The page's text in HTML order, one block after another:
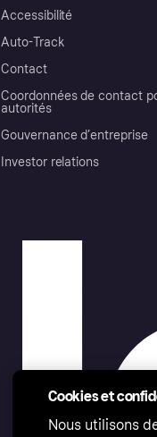
Accessibilité
Auto-Track
Contact
Coordonnées de contact
autorités
Gouvernance d’entreprise
Investor relations
Cookies et
Nous utilisons